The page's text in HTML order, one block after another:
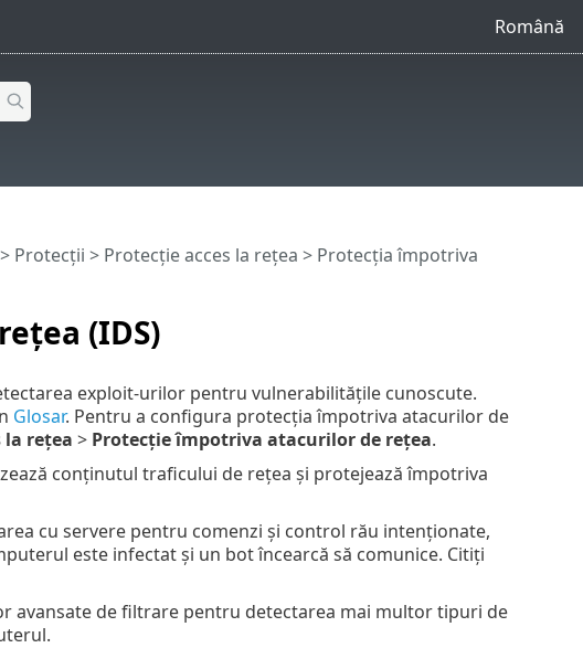
Română
(IDS)
> Protecții > Protecție acces la rețea > Protecția împotriva
exploit-urilor pentru vulnerabilitățile cunoscute.
Glosar. Pentru a configura protecția împotriva atacurilor de
la rețea > Protecție împotriva atacurilor de rețea.
conținutul traficului de rețea și protejează împotriva
cu servere pentru comenzi și control rău intenționate,
este infectat și un bot încearcă să comunice. Citiți
avansate de filtrare pentru detectarea mai multor tipuri de